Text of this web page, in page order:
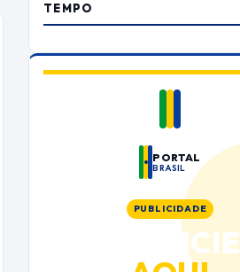
TEMPO
PORTAL
BRASIL
PUBLICIDADE
ANUNCIE